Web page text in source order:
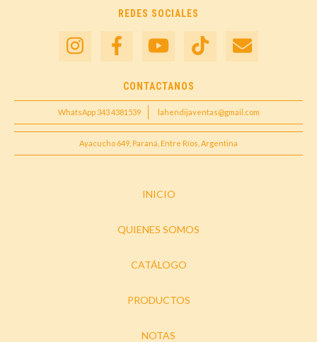
REDES SOCIALES
CONTACTANOS
WhatsApp 343 4381539 lahendijaventas@gmail.com
Ayacucho 649, Paraná, Entre Ríos, Argentina
INICIO
QUIENES SOMOS
CATÁLOGO
PRODUCTOS
NOTAS